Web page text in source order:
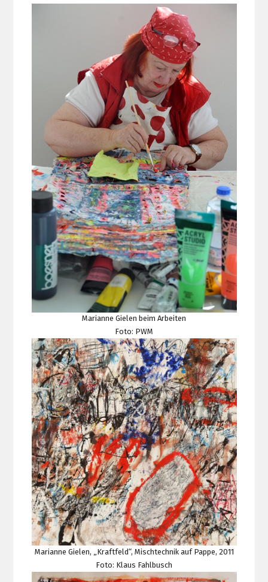
Marianne Gielen beim Arbeiten
Foto: PWM
Marianne Gielen, „Kraftfeld“, Mischtechnik auf Pappe, 2011
Foto: Klaus Fahlbusch